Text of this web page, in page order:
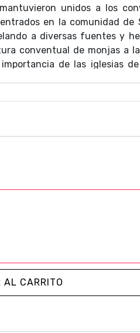
unidos a los
en la comunidad de
a diversas fuentes y
conventual de monjas a
de las iglesias
AL CARRITO